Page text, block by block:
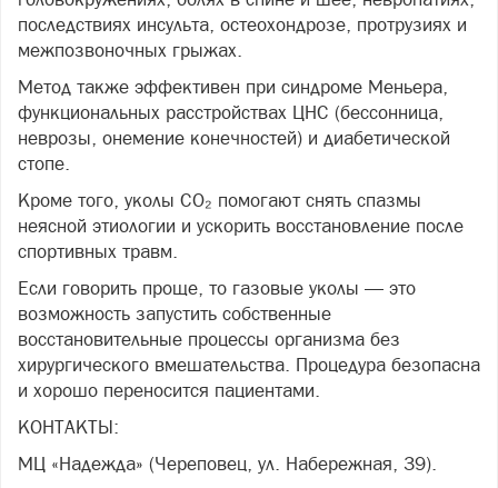
последствиях инсульта, остеохондрозе, протрузиях и
межпозвоночных грыжах.
Метод также эффективен при синдроме Меньера,
функциональных расстройствах ЦНС (бессонница,
неврозы, онемение конечностей) и диабетической
стопе.
Кроме того, уколы CO₂ помогают снять спазмы
неясной этиологии и ускорить восстановление после
спортивных травм.
Если говорить проще, то газовые уколы — это
возможность запустить собственные
восстановительные процессы организма без
хирургического вмешательства. Процедура безопасна
и хорошо переносится пациентами.
КОНТАКТЫ:
МЦ «Надежда» (Череповец, ул. Набережная, 39).